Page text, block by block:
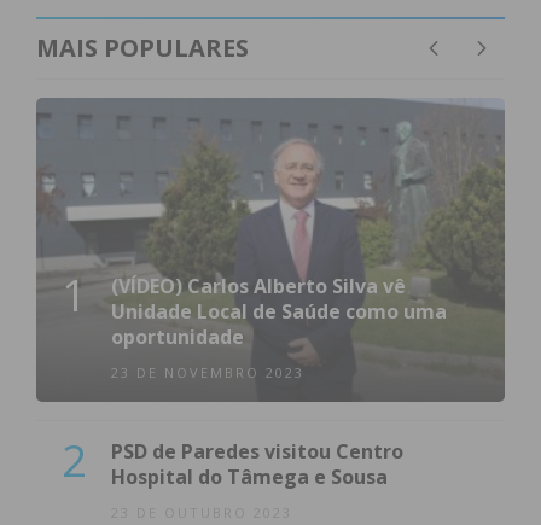
MAIS POPULARES
1
(VÍDEO) Carlos Alberto Silva vê
Unidade Local de Saúde como uma
oportunidade
23 DE NOVEMBRO 2023
2
PSD de Paredes visitou Centro
Hospital do Tâmega e Sousa
23 DE OUTUBRO 2023